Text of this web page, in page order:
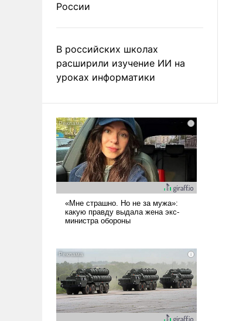
России
В российских школах
расширили изучение ИИ на
уроках информатики